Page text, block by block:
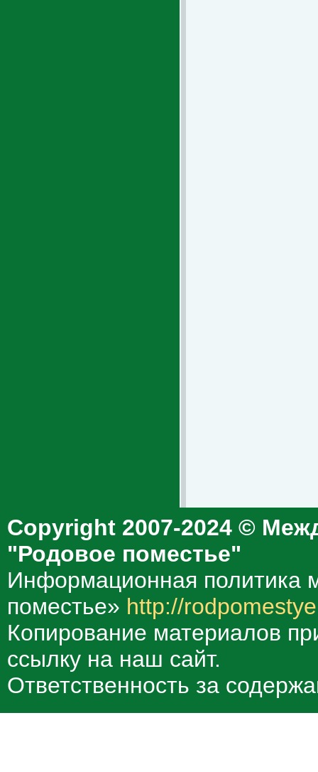
Copyright 2007-2024 ©
"Родовое поместье"
Информационная политика
поместье» http://
Копирование материалов
ссылку на наш сайт.
Ответственность за